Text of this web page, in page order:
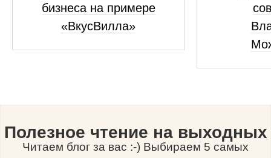
бизнеса на примере
«ВкусВилла»
Полезное чтение на выходных
Читаем блог за вас :-) Выбираем 5 самых